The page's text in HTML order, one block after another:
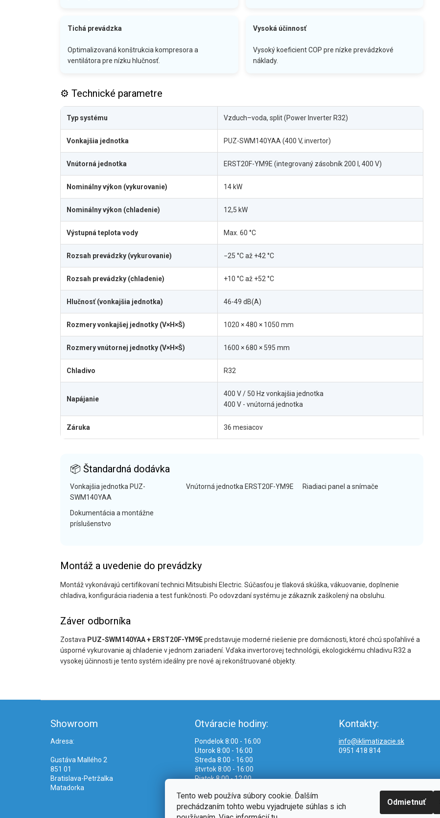
Tento web používa súbory cookie. Ďalším
prechádzaním tohto webu vyjadrujete súhlas s ich
Odmietnuť
Tichá prevádzka
Optimalizovaná konštrukcia kompresora a
ventilátora pre nízku hlučnosť.
Vysoká účinnosť
Vysoký koeficient COP pre nízke prevádzkové
náklady.
⚙️ Technické parametre
Typ systému Vzduch–voda, split (Power Inverter R32)
Vonkajšia jednotka PUZ-SWM140YAA (400 V, invertor)
Vnútorná jednotka ERST20F-YM9E (integrovaný zásobník 200 l, 400 V)
Nominálny výkon (vykurovanie) 14 kW
Nominálny výkon (chladenie) 12,5 kW
Výstupná teplota vody Max. 60 °C
Rozsah prevádzky (vykurovanie) −25 °C až +42 °C
Rozsah prevádzky (chladenie) +10 °C až +52 °C
Hlučnosť (vonkajšia jednotka) 46-49 dB(A)
Rozmery vonkajšej jednotky (V×H×Š) 1020 × 480 × 1050 mm
Rozmery vnútornej jednotky (V×H×Š) 1600 × 680 × 595 mm
Chladivo R32
Napájanie
400 V / 50 Hz vonkajšia jednotka
400 V - vnútorná jednotka
Záruka 36 mesiacov
📦 Štandardná dodávka
Vonkajšia jednotka PUZ-
SWM140YAA
Vnútorná jednotka ERST20F-YM9E Riadiaci panel a snímače
Dokumentácia a montážne
príslušenstvo
Montáž a uvedenie do prevádzky
Montáž vykonávajú certifikovaní technici Mitsubishi Electric. Súčasťou je tlaková skúška, vákuovanie, doplnenie
chladiva, konfigurácia riadenia a test funkčnosti. Po odovzdaní systému je zákazník zaškolený na obsluhu.
Záver odborníka
Zostava PUZ-SWM140YAA + ERST20F-YM9Epredstavuje moderné riešenie pre domácnosti, ktoré chcú spoľahlivé a
úsporné vykurovanie aj chladenie v jednom zariadení. Vďaka invertorovej technológii, ekologickému chladivu R32 a
vysokej účinnosti je tento systém ideálny pre nové aj rekonštruované objekty.
Showroom
Adresa:
Gustáva Mallého 2
851 01
Bratislava-Petržalka
Matadorka
Otváracie hodiny:
Pondelok 8:00 - 16:00
Utorok 8:00 - 16:00
Streda 8:00 - 16:00
štvrtok 8:00 - 16:00
Piatok 8:00 - 12:00
Kontakty:
info@iklimatizacie.sk
0951 418 814